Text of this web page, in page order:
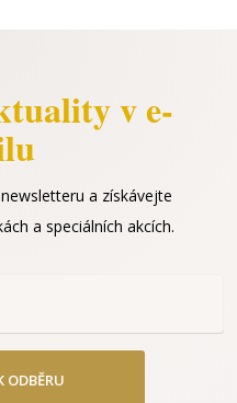
v e-
a získávejte
a speciálních akcích.
ODBĚRU